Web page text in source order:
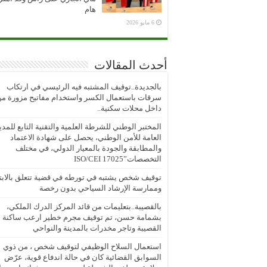
هام
6 مايو 2026
أحدث المقالات
بالجديدة..توقيف المشتبه فيه الرئيسي في ارتكاب
سرقات باستعمال الكسر واستخدام مفاتيح مزورة
داخل محلات سكنية..
المختبر الوطني للشرطة العلمية والتقنية التابع
العامة للأمن الوطني، يحصل على شهادة الاعتماد
والمطابقة والجودة بالمعيار الدولي، في مختلف
التخصصات”ISO/CEI 17025
توقيف شخص يشتبه في تورطه في قضية تتعلق
وممارسة الإرشاد السياحي بدون رخصة
بالقصيبة..بتعليمات من قائد المركز الدرك الملكي،
بشمامة حسن، تم توقيف مجرم خطير ارعب ساكنة
القصيبة وتاجر مخدرات بالمدينة والنواحي
استعمال السلاح الوظيفي لتوقيف شخص ، من ذوي
السوابق القضائية كان في حالة اندفاع قوية، عرّض